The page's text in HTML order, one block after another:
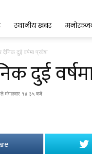
स्थानीय खबर
दुई वर्षमा प्रवेश
दुई
मंगलवार १४:३५ बजे